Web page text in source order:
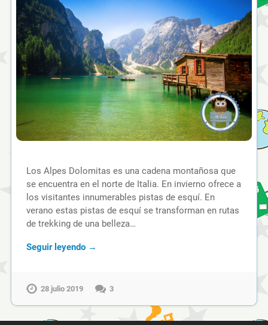
Los Alpes Dolomitas es una cadena montañosa que
se encuentra en el norte de Italia. En invierno ofrece a
los visitantes innumerables pistas de esquí. En
verano estas pistas de esquí se transforman en rutas
de trekking de una belleza…
Seguir leyendo →
28 julio 2019 3